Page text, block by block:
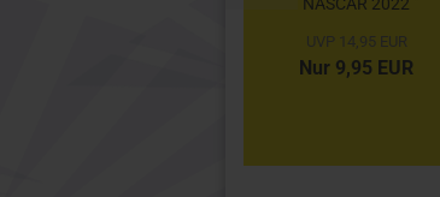
Auto-Owners
Insurance /
UVP 14,95 EUR
Nur 9,95 EUR